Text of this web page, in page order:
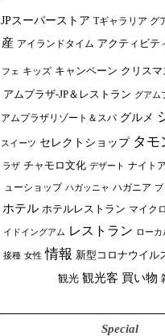
JPスーパーストア Tギャラリア グ
産 アイランドタイム アクティビテ
フェ キッズ キャンペーン クリスマ
アムプラザ-JP＆レストラン グアム
アムプラザリゾート＆スパ グルメ
スイーツ セレクトショップ タモ
ラザ チャモロ文化 デザート ナイト
ューショップ ハガッニャ ハガニア ブ
ホテル ホテルレストラン マイク
イドイングアム レストラン ローカ
接種 女性 情報 新型コロナウイル
観光 観光客 買い物
Special